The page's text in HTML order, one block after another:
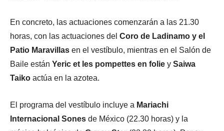
En concreto, las actuaciones comenzarán a las 21.30
horas, con las actuaciones del Coro de Ladinamo y el
Patio Maravillas en el vestíbulo, mientras en el Salón de
Baile están Yeric et les pompettes en folie y Saiwa
Taiko actúa en la azotea.
El programa del vestíbulo incluye a Mariachi
Internacional Sones de México (22.30 horas) y la